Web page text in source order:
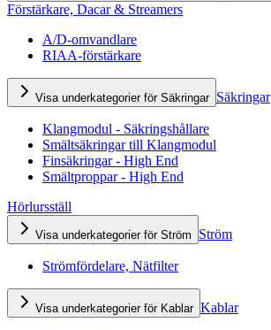
Förstärkare, Dacar & Streamers
A/D-omvandlare
RIAA-förstärkare
Visa underkategorier för Säkringar Säkringar
Klangmodul - Säkringshållare
Smältsäkringar till Klangmodul
Finsäkringar - High End
Smältproppar - High End
Hörlursställ
Visa underkategorier för Ström Ström
Strömfördelare, Nätfilter
Visa underkategorier för Kablar Kablar